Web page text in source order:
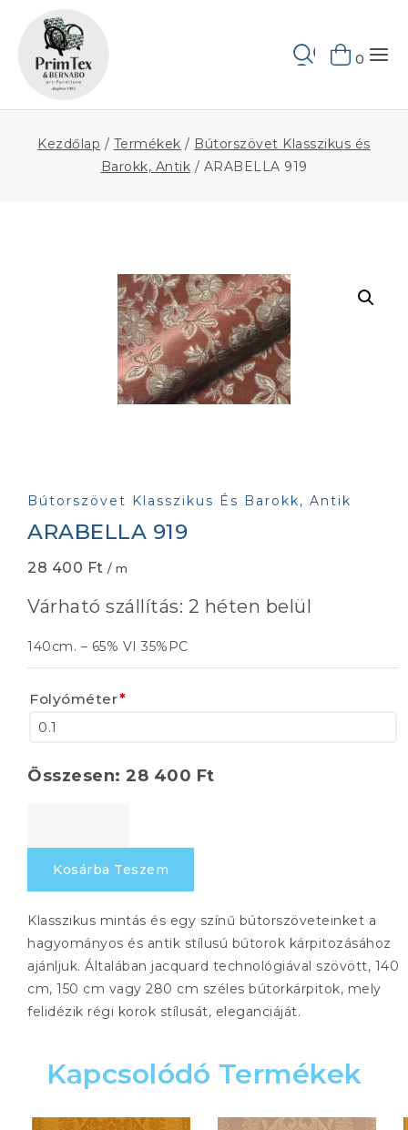
content
0
Kezdőlap / Termékek / Bútorszövet Klasszikus és
Barokk, Antik / ARABELLA 919
Bútorszövet Klasszikus És Barokk, Antik
ARABELLA 919
28 400 Ft / m
Várható szállítás: 2 héten belül
140cm. – 65% VI 35%PC
Folyóméter*
Összesen: 28 400 Ft
Kosárba Teszem
Klasszikus mintás és egy színű bútorszöveteinket a
hagyományos és antik stílusú bútorok kárpitozásához
ajánljuk. Általában jacquard technológiával szövött, 140
cm, 150 cm vagy 280 cm széles bútorkárpitok, mely
felidézik régi korok stílusát, eleganciáját.
Kapcsolódó Termékek